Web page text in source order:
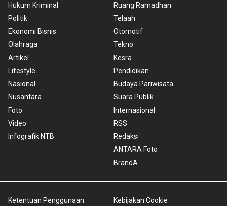
Hukum Kriminal
Politik
Ekonomi Bisnis
Olahraga
Artikel
Lifestyle
Nasional
Nusantara
Foto
Video
Infografik NTB
Ruang Ramadhan
Telaah
Otomotif
Tekno
Kesra
Pendidikan
Budaya Pariwisata
Suara Publik
Internasional
RSS
Redaksi
ANTARA Foto
BrandA
Ketentuan Penggunaan Kebijakan Cookie